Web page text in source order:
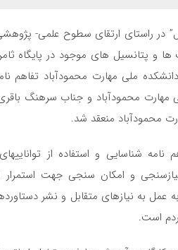
در راستای ارتقای سطوح علمی-
ها و پتانسیل های موجود در پایگاه
ملی مهارت محمودآباد تفاهم
محمودآباد و جناب سرهنگ باقری
محمودآباد منعقد شد.
نامه شناسایی و استفاده از
و امکان سنجی جهت استمرار
عمل به نیازهای متقابل و نشر
است.